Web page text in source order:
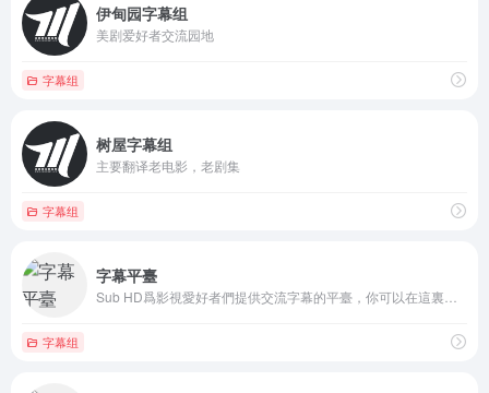
伊甸园字幕组
美剧爱好者交流园地
字幕组
树屋字幕组
主要翻译老电影，老剧集
字幕组
字幕平臺
字幕组